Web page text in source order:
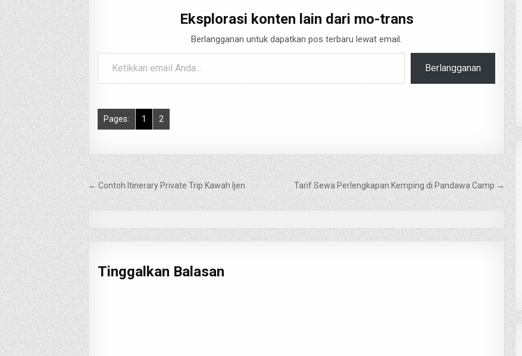
Eksplorasi konten lain dari mo-trans
Berlangganan untuk dapatkan pos terbaru lewat email.
Ketikkan email Anda...
Berlangganan
Pages: 1 2
Navigasi
pos
← Contoh Itinerary Private Trip Kawah Ijen Tarif Sewa Perlengkapan Kemping di Pandawa Camp →
Tinggalkan Balasan